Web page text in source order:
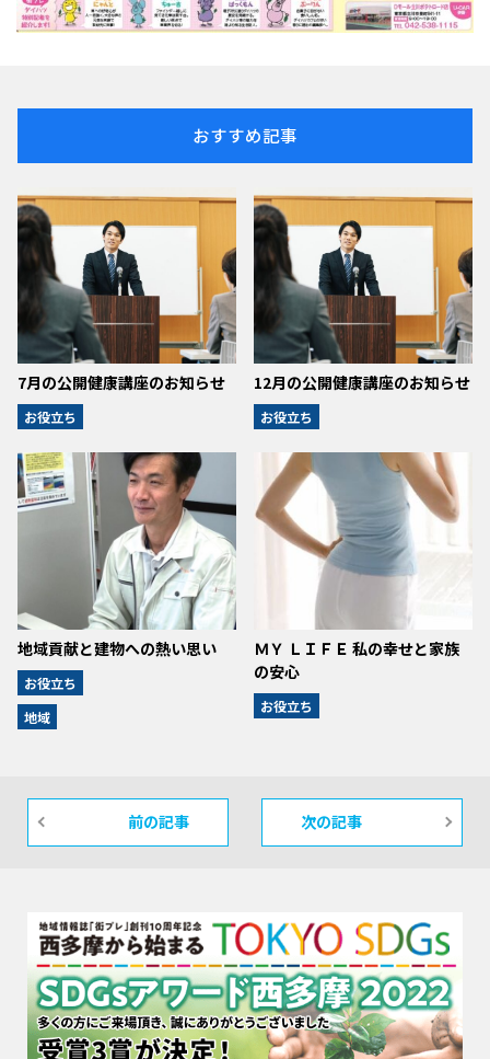
おすすめ記事
7月の公開健康講座のお知らせ
お役立ち
12月の公開健康講座のお知らせ
お役立ち
地域貢献と建物への熱い思い
お役立ち
地域
ＭＹ ＬＩＦＥ 私の幸せと家族
の安心
お役立ち
前の記事 次の記事